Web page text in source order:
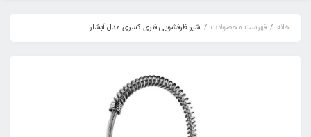
خانه فهرست محصولات شیر ظرفشویی فنری کسری مدل آبشار